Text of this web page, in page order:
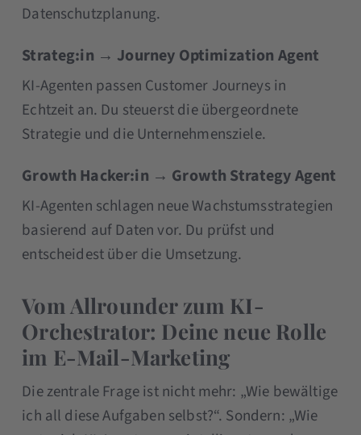
Datenschutzplanung.
Strateg:in → Journey Optimization Agent
KI-Agenten passen Customer Journeys in
Echtzeit an. Du steuerst die übergeordnete
Strategie und die Unternehmensziele.
Growth Hacker:in → Growth Strategy Agent
KI-Agenten schlagen neue Wachstumsstrategien
basierend auf Daten vor. Du prüfst und
entscheidest über die Umsetzung.
Vom Allrounder zum KI-
Orchestrator: Deine neue Rolle
im E-Mail-Marketing
Die zentrale Frage ist nicht mehr: „Wie bewältige
ich all diese Aufgaben selbst?“. Sondern: „Wie